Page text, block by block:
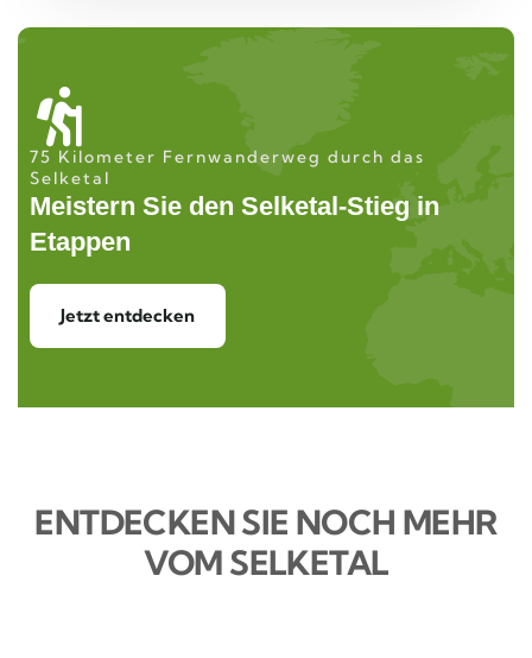
75 Kilometer Fernwanderweg durch das
Selketal
Meistern Sie den Selketal-Stieg in
Etappen
Jetzt entdecken
ENTDECKEN SIE NOCH MEHR
VOM SELKETAL